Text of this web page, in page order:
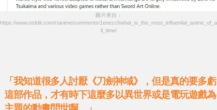
圖片來自：
https://www.reddit.com/r/anime/comments/1enezcf/what_is_the_most_influential_anime_of_a
ll_time/
「我知道很多人討厭《刀劍神域》，但是真的要多虧
這部作品，才有時下這麼多以異世界或是電玩遊戲為